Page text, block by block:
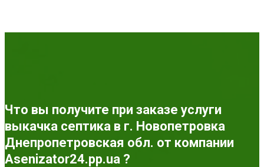
Что вы получите при заказе услуги
выкачка септика в г. Новопетровка
Днепропетровская обл. от компании
Asenizator24.pp.ua ?